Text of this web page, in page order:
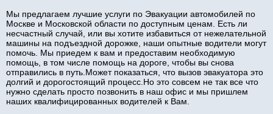
Мы предлагаем лучшие услуги по Эвакуации автомобилей по
Москве и Московской области по доступным ценам. Есть ли
несчастный случай, или вы хотите избавиться от нежелательной
машины на подъездной дорожке, наши опытные водители могут
помочь. Мы приедем к вам и предоставим необходимую
помощь, в том числе помощь на дороге, чтобы вы снова
отправились в путь.Может показаться, что вызов эвакуатора это
долгий и дорогостоящий процесс.Но это совсем не так все что
нужно сделать просто позвонить в наш офис и мы пришлем
наших квалифицированных водителей к Вам.